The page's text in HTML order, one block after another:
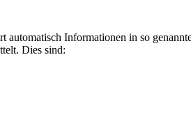
automatisch Informationen in so
Dies sind: